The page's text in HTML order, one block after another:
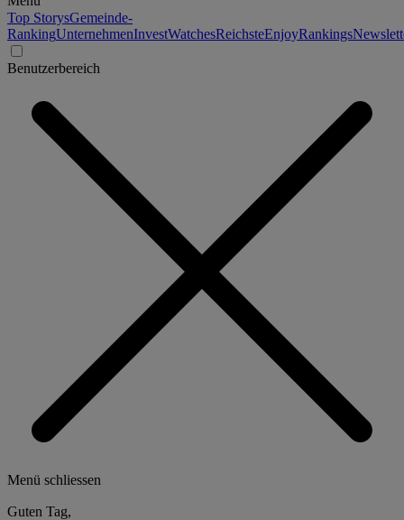
Top StorysGemeinde-
RankingUnternehmenInvestWatchesReichsteEnjoyRankings
Benutzerbereich
Menü schliessen
Guten Tag,